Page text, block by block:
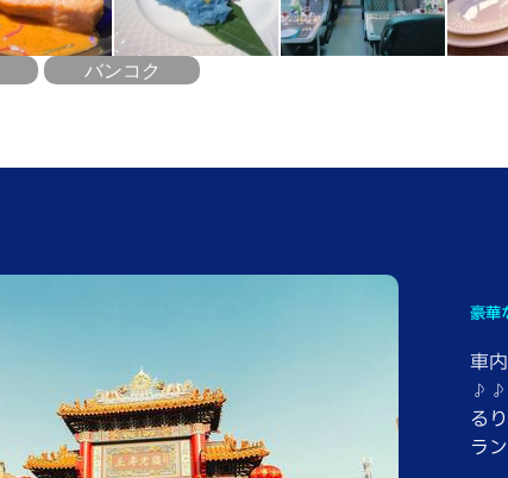
バンコク
豪華
車
♪♪
る
ラ